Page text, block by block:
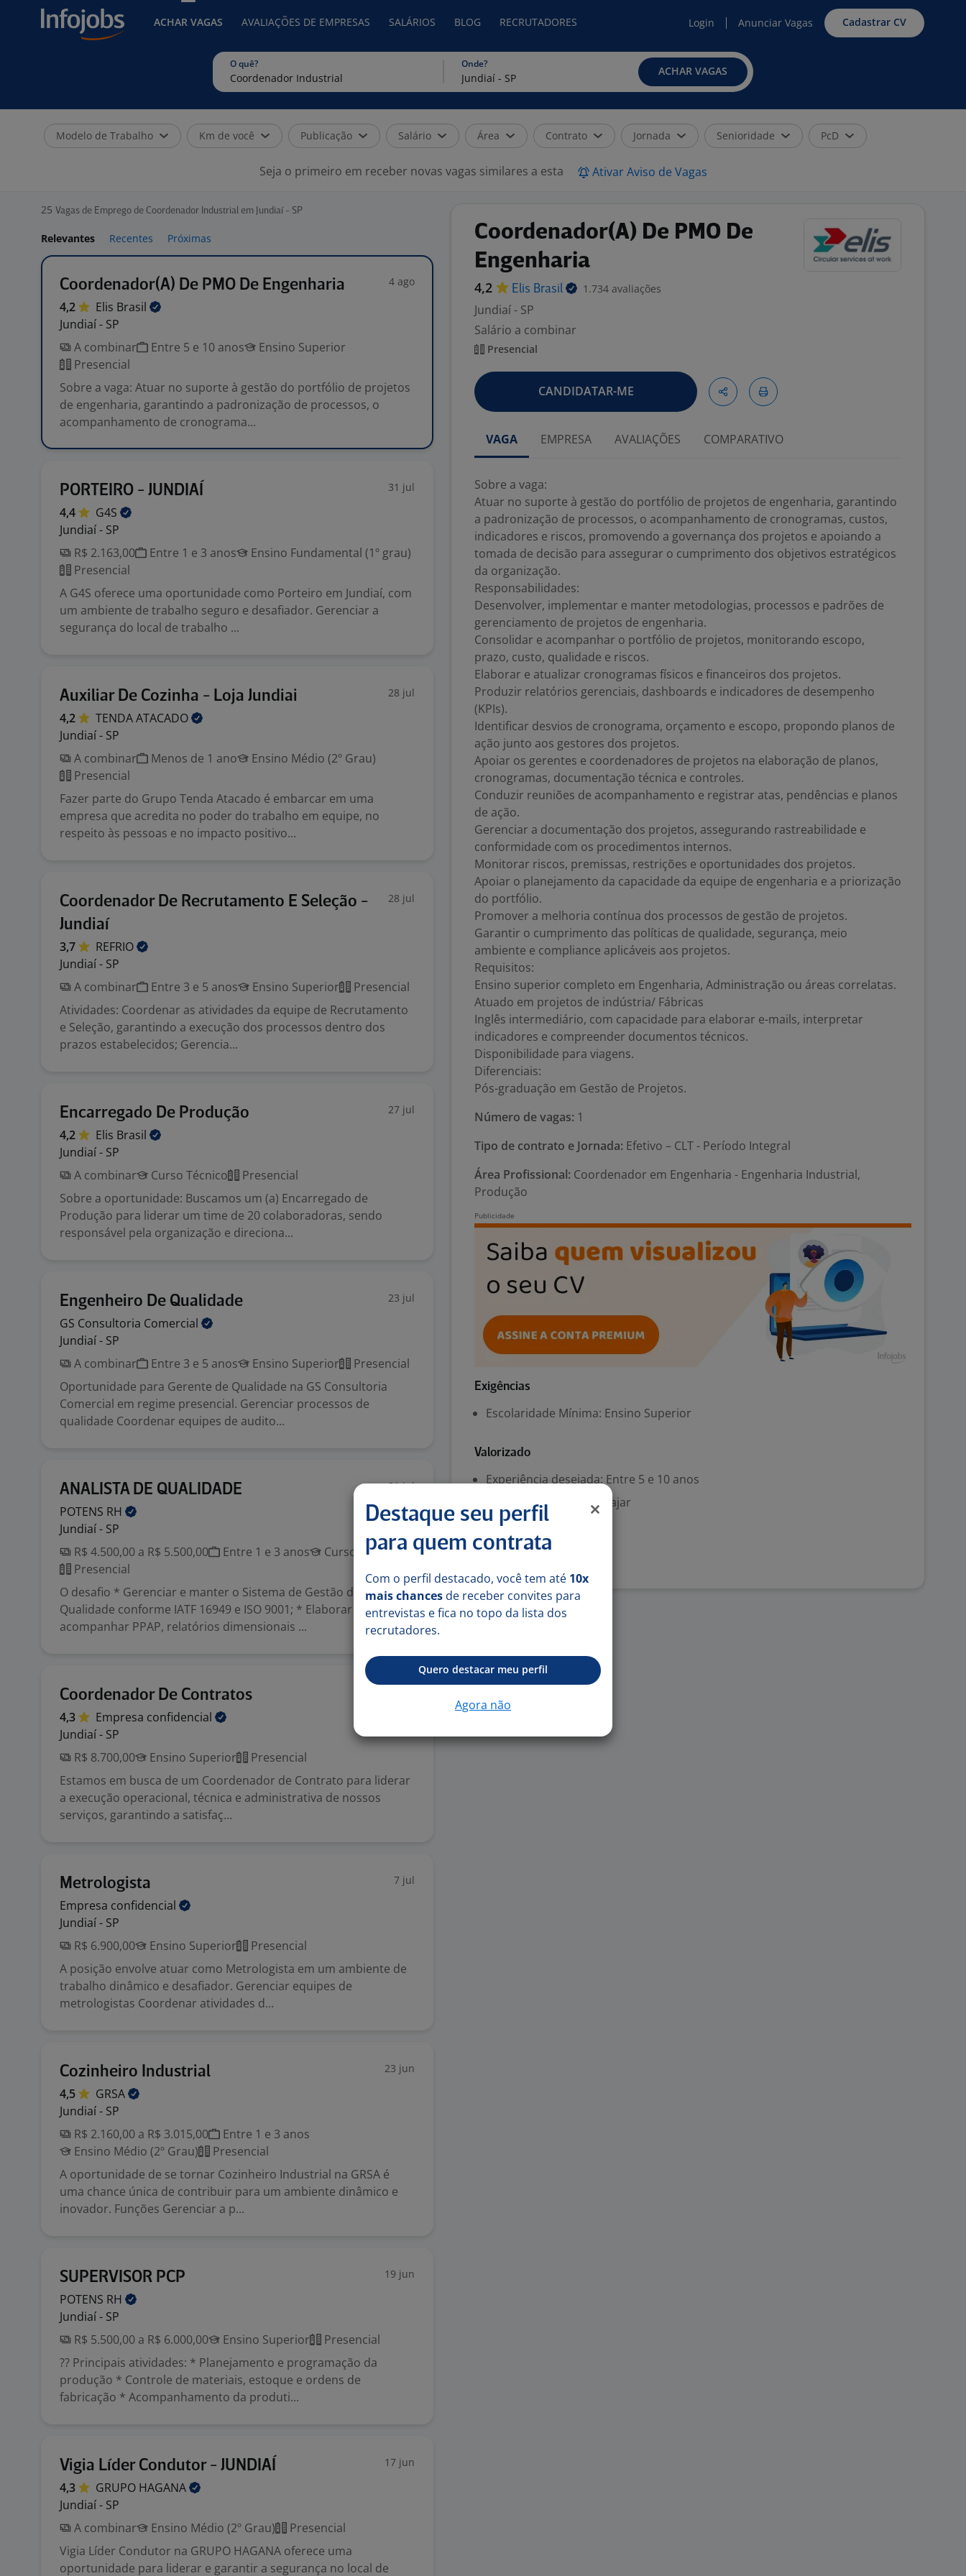
ACHAR VAGAS AVALIAÇÕES DE EMPRESAS SALÁRIOS BLOG RECRUTADORES Login Anunciar Vagas Cadastrar CV
O quê? Onde?
ACHAR VAGAS
Modelo de Trabalho Km de você Publicação Salário Área Contrato Jornada Senioridade PcD
Seja o primeiro em receber novas vagas similares a esta Ativar Aviso de Vagas
25 Vagas de Emprego de Coordenador Industrial em Jundiaí - SP
Relevantes Recentes Próximas
Coordenador(A) De PMO De Engenharia 4 ago
4,2 Elis Brasil
Jundiaí - SP
A combinar
Entre 5 e 10 anos
Ensino Superior
Presencial
Sobre a vaga: Atuar no suporte à gestão do portfólio de projetos
de engenharia, garantindo a padronização de processos, o
acompanhamento de cronograma...
PORTEIRO - JUNDIAÍ 31 jul
4,4
G4S
Jundiaí - SP
R$ 2.163,00
Entre 1 e 3 anos
Ensino Fundamental (1º grau)
Presencial
A G4S oferece uma oportunidade como Porteiro em Jundiaí, com
um ambiente de trabalho seguro e desafiador. Gerenciar a
segurança do local de trabalho ...
Auxiliar De Cozinha - Loja Jundiai 28 jul
4,2 TENDAATACADO
Jundiaí - SP
A combinar
Menos de 1 ano
Ensino Médio (2º Grau)
Presencial
Fazer parte do Grupo Tenda Atacado é embarcar em uma
empresa que acredita no poder do trabalho em equipe, no
respeito às pessoas e no impacto positivo...
Coordenador De Recrutamento E Seleção -
Jundiaí
28 jul
3,7
REFRIO
Jundiaí - SP
A combinar
Entre 3 e 5 anos Ensino Superior
Presencial
Atividades: Coordenar as atividades da equipe de Recrutamento
e Seleção, garantindo a execução dos processos dentro dos
prazos estabelecidos; Gerencia...
Encarregado De Produção 27 jul
4,2 Elis Brasil
Jundiaí - SP
A combinar
Curso Técnico
Presencial
Sobre a oportunidade: Buscamos um (a) Encarregado de
Produção para liderar um time de 20 colaboradoras, sendo
responsável pela organização e direciona...
Engenheiro De Qualidade 23 jul
GS Consultoria Comercial
Jundiaí - SP
A combinar
Entre 3 e 5 anos Ensino Superior
Presencial
Oportunidade para Gerente de Qualidade na GS Consultoria
Comercial em regime presencial. Gerenciar processos de
qualidade Coordenar equipes de audito...
ANALISTA DE QUALIDADE 21 jul
POTENS RH
Jundiaí - SP
R$ 4.500,00 a R$ 5.500,00
Entre 1 e 3 anos
Curso Técnico
Presencial
O desafio * Gerenciar e manter o Sistema de Gestão da
Qualidade conforme IATF 16949 e ISO 9001; * Elaborar e
acompanhar PPAP, relatórios dimensionais ...
Coordenador De Contratos
4,3 Empresa confidencial
Jundiaí - SP
R$ 8.700,00
Ensino Superior
Presencial
Estamos em busca de um Coordenador de Contrato para liderar
a execução operacional, técnica e administrativa de nossos
serviços, garantindo a satisfaç...
Metrologista 7 jul
Empresa confidencial
Jundiaí - SP
R$ 6.900,00
Ensino Superior
Presencial
A posição envolve atuar como Metrologista em um ambiente de
trabalho dinâmico e desafiador. Gerenciar equipes de
metrologistas Coordenar atividades d...
Cozinheiro Industrial 23 jun
4,5
GRSA
Jundiaí - SP
R$ 2.160,00 a R$ 3.015,00
Entre 1 e 3 anos
Ensino Médio (2º Grau)
Presencial
A oportunidade de se tornar Cozinheiro Industrial na GRSA é
uma chance única de contribuir para um ambiente dinâmico e
inovador. Funções Gerenciar a p...
SUPERVISOR PCP 19 jun
POTENS RH
Jundiaí - SP
R$ 5.500,00 a R$ 6.000,00
Ensino Superior
Presencial
?? Principais atividades: * Planejamento e programação da
produção * Controle de materiais, estoque e ordens de
fabricação * Acompanhamento da produti...
Vigia Líder Condutor - JUNDIAÍ 17 jun
4,3 GRUPO HAGANA
Jundiaí - SP
A combinar
Ensino Médio (2º Grau)
Presencial
Vigia Líder Condutor na GRUPO HAGANA oferece uma
oportunidade para liderar e garantir a segurança no local de
Coordenador(A) De PMO De
Engenharia
4,2 Elis Brasil 1.734 avaliações
Jundiaí - SP
Salário a combinar
Presencial
CANDIDATAR-ME
VAGA EMPRESA AVALIAÇÕES COMPARATIVO
Sobre a vaga:
Atuar no suporte à gestão do portfólio de projetos de engenharia, garantindo
a padronização de processos, o acompanhamento de cronogramas, custos,
indicadores e riscos, promovendo a governança dos projetos e apoiando a
tomada de decisão para assegurar o cumprimento dos objetivos estratégicos
da organização.
Responsabilidades:
Desenvolver, implementar e manter metodologias, processos e padrões de
gerenciamento de projetos de engenharia.
Consolidar e acompanhar o portfólio de projetos, monitorando escopo,
prazo, custo, qualidade e riscos.
Elaborar e atualizar cronogramas físicos e financeiros dos projetos.
Produzir relatórios gerenciais, dashboards e indicadores de desempenho
(KPIs).
Identificar desvios de cronograma, orçamento e escopo, propondo planos de
ação junto aos gestores dos projetos.
Apoiar os gerentes e coordenadores de projetos na elaboração de planos,
cronogramas, documentação técnica e controles.
Conduzir reuniões de acompanhamento e registrar atas, pendências e planos
de ação.
Gerenciar a documentação dos projetos, assegurando rastreabilidade e
conformidade com os procedimentos internos.
Monitorar riscos, premissas, restrições e oportunidades dos projetos.
Apoiar o planejamento da capacidade da equipe de engenharia e a priorização
do portfólio.
Promover a melhoria contínua dos processos de gestão de projetos.
Garantir o cumprimento das políticas de qualidade, segurança, meio
ambiente e compliance aplicáveis aos projetos.
Requisitos:
Ensino superior completo em Engenharia, Administração ou áreas correlatas.
Atuado em projetos de indústria/ Fábricas
Inglês intermediário, com capacidade para elaborar e-mails, interpretar
indicadores e compreender documentos técnicos.
Disponibilidade para viagens.
Diferenciais:
Pós-graduação em Gestão de Projetos.
Número de vagas: 1
Tipo de contrato e Jornada: Efetivo – CLT - Período Integral
Área Profissional: Coordenador em Engenharia - Engenharia Industrial,
Produção
Exigências
Escolaridade Mínima: Ensino Superior
Valorizado
Experiência desejada: Entre 5 e 10 anos
Disponibilidade para viajar
Denunciar vaga
Destaque seu perfil
para quem contrata
Com o perfil destacado, você tem até 10x
mais chances de receber convites para
entrevistas e fica no topo da lista dos
recrutadores.
Quero destacar meu perfil
Agora não